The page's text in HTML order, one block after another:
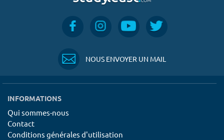
NOUS ENVOYER UN MAIL
INFORMATIONS
Qui sommes-nous
Contact
Conditions générales d'utilisation